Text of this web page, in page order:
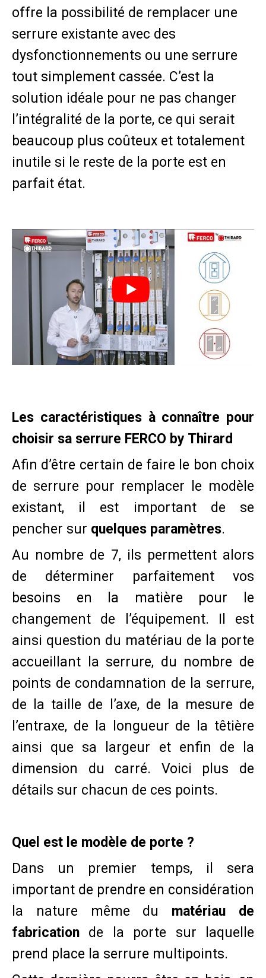
offre la possibilité de remplacer une
serrure existante avec des
dysfonctionnements ou une serrure
tout simplement cassée. C’est la
solution idéale pour ne pas changer
l’intégralité de la porte, ce qui serait
beaucoup plus coûteux et totalement
inutile si le reste de la porte est en
parfait état.
Les caractéristiques à connaître pour
choisir sa serrure FERCO by Thirard
Afin d’être certain de faire le bon choix
de serrure pour remplacer le modèle
existant, il est important de se
pencher sur quelques paramètres.
Au nombre de 7, ils permettent alors
de déterminer parfaitement vos
besoins en la matière pour le
changement de l’équipement. Il est
ainsi question du matériau de la porte
accueillant la serrure, du nombre de
points de condamnation de la serrure,
de la taille de l’axe, de la mesure de
l’entraxe, de la longueur de la têtière
ainsi que sa largeur et enfin de la
dimension du carré. Voici plus de
détails sur chacun de ces points.
Quel est le modèle de porte ?
Dans un premier temps, il sera
important de prendre en considération
la nature même du matériau de
fabrication de la porte sur laquelle
prend place la serrure multipoints.